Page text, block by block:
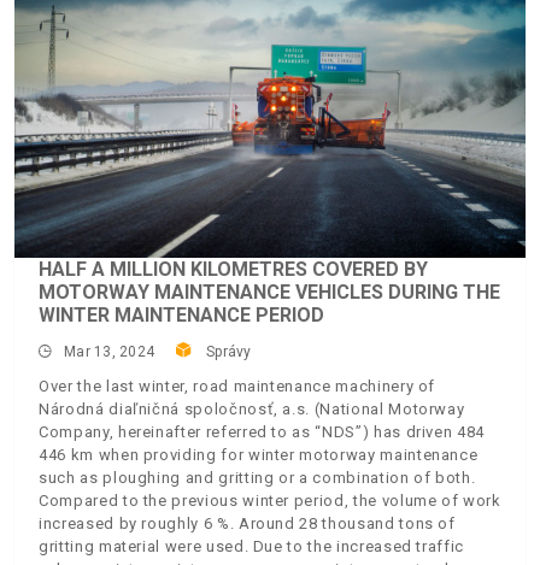
HALF A MILLION KILOMETRES COVERED BY
MOTORWAY MAINTENANCE VEHICLES DURING THE
WINTER MAINTENANCE PERIOD
Mar 13, 2024 Správy
Over the last winter, road maintenance machinery of
Národná diaľničná spoločnosť, a.s. (National Motorway
Company, hereinafter referred to as “NDS”) has driven 484
446 km when providing for winter motorway maintenance
such as ploughing and gritting or a combination of both.
Compared to the previous winter period, the volume of work
increased by roughly 6 %. Around 28 thousand tons of
gritting material were used. Due to the increased traffic